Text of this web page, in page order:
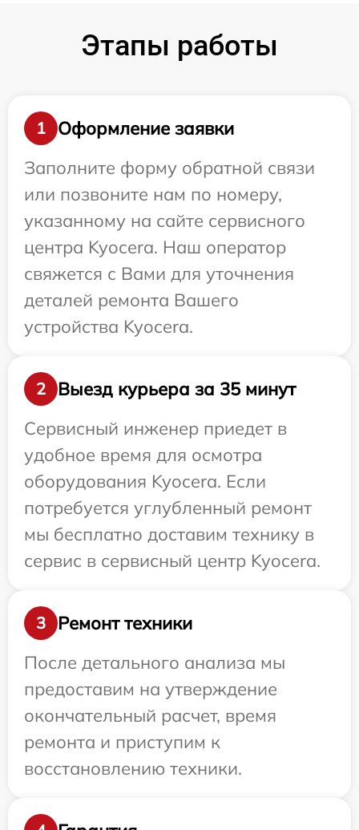
Этапы работы
1
Оформление заявки
Заполните форму обратной связи
или позвоните нам по номеру,
указанному на сайте сервисного
центра Kyocera. Наш оператор
свяжется с Вами для уточнения
деталей ремонта Вашего
устройства Kyocera.
2
Выезд курьера за 35 минут
Сервисный инженер приедет в
удобное время для осмотра
оборудования Kyocera. Если
потребуется углубленный ремонт
мы бесплатно доставим технику в
сервис в сервисный центр Kyocera.
3
Ремонт техники
После детального анализа мы
предоставим на утверждение
окончательный расчет, время
ремонта и приступим к
восстановлению техники.